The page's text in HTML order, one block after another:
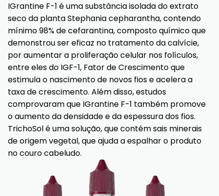
IGrantine F-1 é uma substância isolada do extrato
seco da planta Stephania cepharantha, contendo
mínimo 98% de cefarantina, composto químico que
demonstrou ser eficaz no tratamento da calvície,
por aumentar a proliferação celular nos folículos,
entre eles do IGF-1, Fator de Crescimento que
estimula o nascimento de novos fios e acelera a
taxa de crescimento. Além disso, estudos
comprovaram que IGrantine F-1 também promove
o aumento da densidade e da espessura dos fios.
TrichoSol é uma solução, que contém sais minerais
de origem vegetal, que ajuda a espalhar o produto
no couro cabeludo.